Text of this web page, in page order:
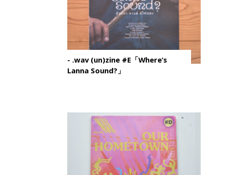
- .wav (un)zine #E「Where’s
Lanna Sound?」